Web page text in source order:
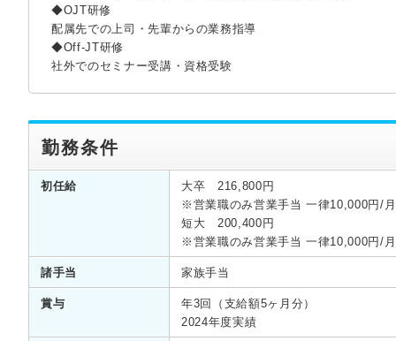
◆OJT研修
配属先での上司・先輩からの業務指導
◆Off-JT研修
社外でのセミナー受講・資格受験
勤務条件
初任給
大卒 216,800円
※営業職のみ営業手当 一律10,000円/月
短大 200,400円
※営業職のみ営業手当 一律10,000円/月
諸手当 家族手当
賞与
年3回（支給額5ヶ月分）
2024年度実績